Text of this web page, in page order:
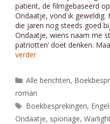
patiënt, de filmgebaseerd
Ondaatje, vond ik geweldig.
die jaren nog steeds goed
Ondaatje, wiens naam me
patriotten’ doet denken.
verder
Categorieën
Alle berichten,
roman
Tags
Boekbesprekingen,
Ondaatje, spionage,